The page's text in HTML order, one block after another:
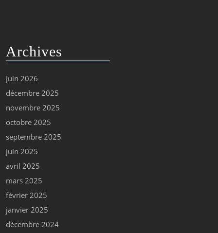
Archives
juin 2026
décembre 2025
novembre 2025
octobre 2025
septembre 2025
juin 2025
avril 2025
mars 2025
février 2025
janvier 2025
décembre 2024